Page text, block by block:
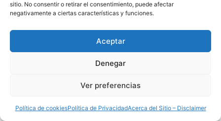
sitio. No consentir o retirar el consentimiento, puede afectar
negativamente a ciertas características y funciones.
Aceptar
Denegar
Ver preferencias
Política de cookiesPolítica de PrivacidadAcerca del Sitio – Disclaimer
Categorías
Inmunología clínica
,Alergenos
Citocinas,Vía alternativa
Inmunología,Anafilaxia
Interferón
, Inmunocomplejos, , Sistema de